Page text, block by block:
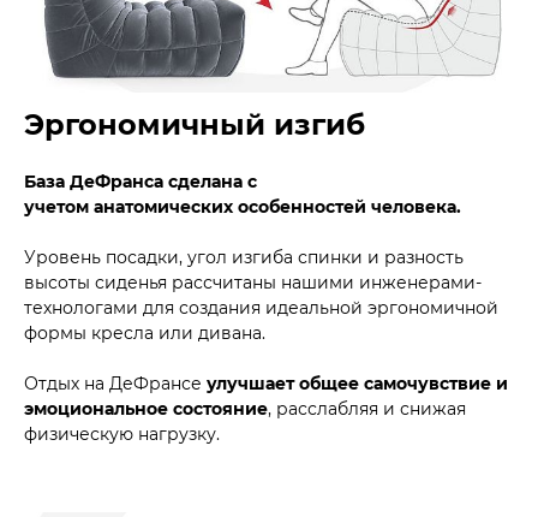
Эргономичный изгиб
База ДеФранса сделана с
учетом анатомических особенностей человека.
Уровень посадки, угол изгиба спинки и разность
высоты сиденья рассчитаны нашими инженерами-
технологами для создания идеальной эргономичной
формы кресла или дивана.
Отдых на ДеФрансе улучшает общее самочувствие и
эмоциональное состояние, расслабляя и снижая
физическую нагрузку.